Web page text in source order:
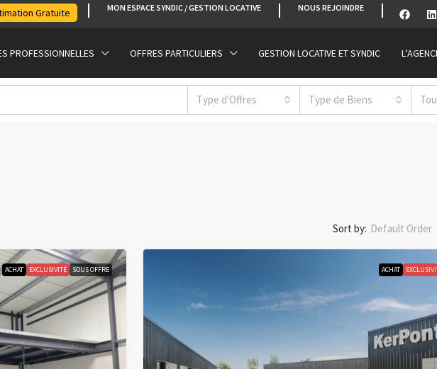
Gratuite MON ESPACE SYNDIC / GESTION LOCATIVE NOUS REJOINDRE
PROFESSIONNELLES OFFRES PARTICULIERS GESTION LOCATIVE ET SYNDIC
Type d'Offres Type de Biens
Sort by: Default Order
ACHAT EXCLUSIVITÉ SOUS OFFRE ACHAT